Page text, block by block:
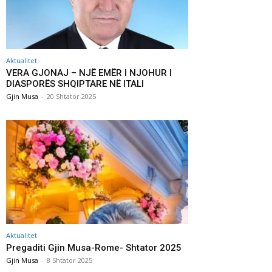
Aktualitet
VERA GJONAJ – NJË EMËR I NJOHUR I
DIASPORËS SHQIPTARE NË ITALI
Gjin Musa - 20 Shtator 2025
Aktualitet
Pregaditi Gjin Musa-Rome- Shtator 2025
Gjin Musa - 8 Shtator 2025